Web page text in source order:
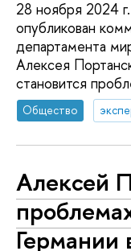
28 ноября 2024
опубликован
департамента
Алексея
становится
Общество
Алексей